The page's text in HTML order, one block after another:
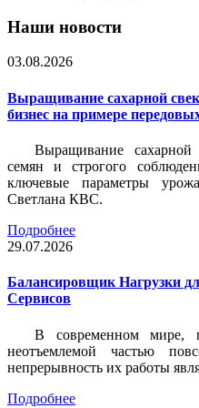
Наши новости
03.08.2026
Выращивание сахарной
бизнес на примере
Выращивание сахарной
семян и строгого
ключевые параметры
Светлана КВС.
Подробнее
29.07.2026
Балансировщик Нагрузки
Сервисов
В современном мире,
неотъемлемой частью
непрерывность их работы
Подробнее